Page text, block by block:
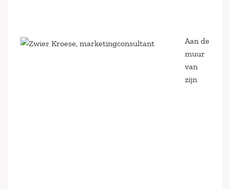
Aan de
muur
van
zijn